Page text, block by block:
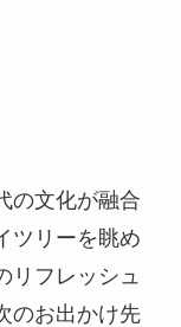
の文化が融合
ツリーを眺め
リフレッシュ
のお出かけ先